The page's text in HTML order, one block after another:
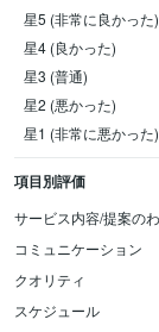
星5 (非常に良かった)
星4 (良かった)
星3 (普通)
星2 (悪かった)
星1 (非常に悪かった)
項目別評価
サービス内容/提案の
コミュニケーション
クオリティ
スケジュール